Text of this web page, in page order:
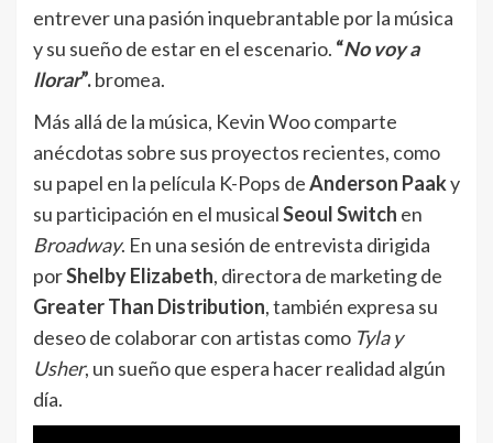
entrever una pasión inquebrantable por la música
y su sueño de estar en el escenario. “No voy a
llorar”.bromea.
Más allá de la música, Kevin Woo comparte
anécdotas sobre sus proyectos recientes, como
su papel en la película K-Pops deAnderson Paaky
su participación en el musicalSeoul Switch en
Broadway. En una sesión de entrevista dirigida
porShelby Elizabeth, directora de marketing de
Greater Than Distribution, también expresa su
deseo de colaborar con artistas como Tyla y
Usher, un sueño que espera hacer realidad algún
día.